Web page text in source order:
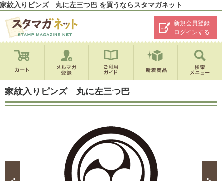
家紋入りピンズ 丸に左三つ巴 を買うならスタマガネット
新規会員登録
ログインする
家紋入りピンズ 丸に左三つ巴